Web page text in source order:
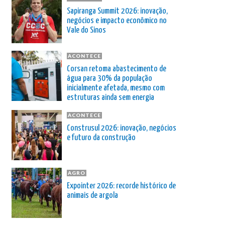
Sapiranga Summit 2026: inovação,
negócios e impacto econômico no
Vale do Sinos
ACONTECE
Corsan retoma abastecimento de
água para 30% da população
inicialmente afetada, mesmo com
estruturas ainda sem energia
ACONTECE
Construsul 2026: inovação, negócios
e futuro da construção
AGRO
Expointer 2026: recorde histórico de
animais de argola